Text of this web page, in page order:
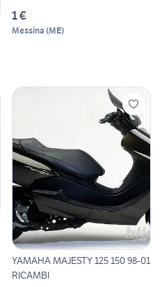
1 €
Messina (ME)
YAMAHA MAJESTY 125 150 98-01
RICAMBI